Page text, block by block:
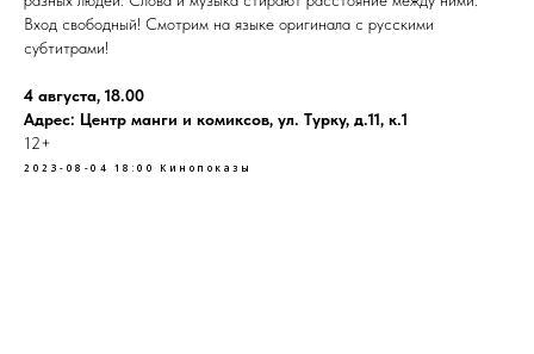
Вход свободный! Смотрим на языке оригинала с русскими
субтитрами!
4 августа, 18.00
Адрес: Центр манги и комиксов, ул. Турку, д.11, к.1
12+
2023-08-04 18:00 Кинопоказы